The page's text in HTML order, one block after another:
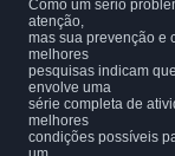
Como um sério
atenção,
mas sua prevenção e
melhores
pesquisas indicam
envolve uma
série completa de
melhores
condições possíveis